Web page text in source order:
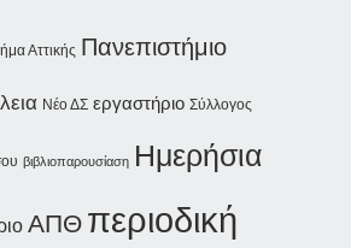
Αττικής Πανεπιστήμιο
Νέο ΔΣ εργαστήριο Σύλλογος
βιβλιοπαρουσίαση Ημερήσια
ΑΠΘ περιοδική